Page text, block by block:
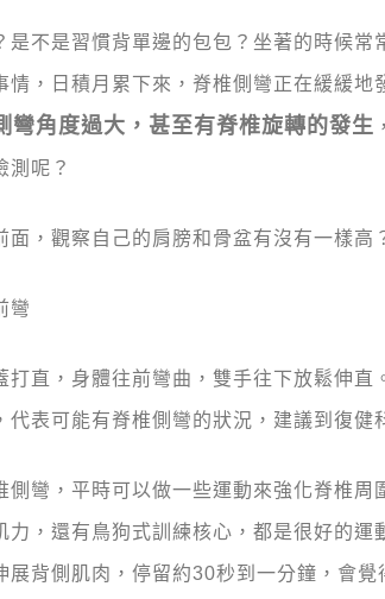
是不是習慣背單邊的包包？坐著的時候常
情，日積月累下來，脊椎側彎正在緩緩地
彎角度過大，甚至有脊椎旋轉的發生
測呢？
面，觀察自己的肩膀和骨盆有沒有一樣高
彎
打直，身體往前彎曲，雙手往下放鬆伸直
代表可能有脊椎側彎的狀況，建議到復健
彎，平時可以做一些運動來強化脊椎周
力，還有鳥狗式訓練核心，都是很好的運
展背側肌肉，停留約30秒到一分鐘，會覺